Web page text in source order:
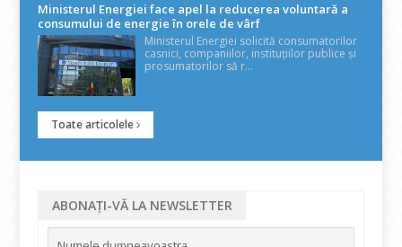
Ministerul Energiei face apel la reducerea voluntară a
consumului de energie în orele de vârf
Ministerul Energiei solicită consumatorilor
casnici, companiilor, instituțiilor publice și
prosumatorilor să r...
Toate articolele
ABONAȚI-VĂ LA NEWSLETTER